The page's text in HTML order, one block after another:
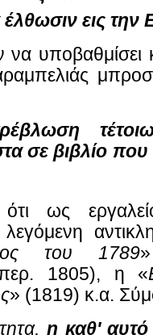
εις την
να υποβαθμίσει
σε βιβλίο
ότι ως
του 1789
1805), η «
» (1819) κ.α.
η καθ' αυτό